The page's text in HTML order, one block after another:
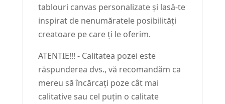
tablouri canvas personalizate și lasă-te
inspirat de nenumăratele posibilități
creatoare pe care ți le oferim.
ATENTIE!!! - Calitatea pozei este
răspunderea dvs., vă recomandăm ca
mereu să încărcați poze cât mai
calitative sau cel puțin o calitate